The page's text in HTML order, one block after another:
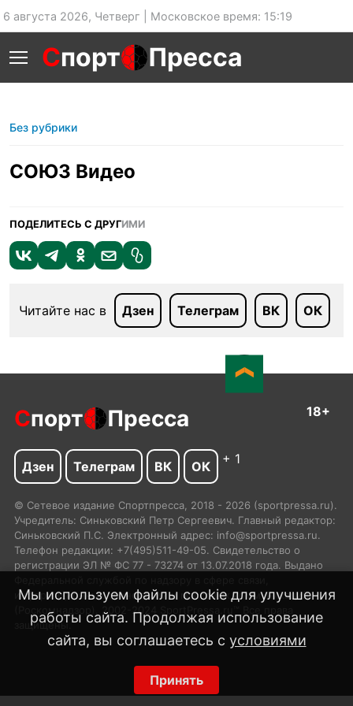
6 августа 2026, Четверг | Московское время: 15:19
Спорт Пресса
Без рубрики
СОЮЗ Видео
ПОДЕЛИТЕСЬ С ДРУГИМИ
Читайте нас в Дзен Телеграм ВК ОК
Мы используем файлы cookie для улучшения
работы сайта. Продолжая использование
сайта, вы соглашаетесь с условиями
Принять
Спорт Пресса 18+
Дзен Телеграм ВК ОК + 1
© Сетевое издание Спортпресса, 2018 - 2026 (sportpressa.ru).
Учредитель: Синьковский Петр Сергеевич. Главный редактор:
Синьковский П.С. Электронный адрес: info@sportpressa.ru.
Телефон редакции: +7(495)511-49-05. Свидетельство о
регистрации ЭЛ № ФС 77 - 73274 от 13.07.2018 года. Выдано
информационных технологий и массовых коммуникаций
(Роскомнадзор). 2002-2024 SportPressa.ru™ Все права
защищены.